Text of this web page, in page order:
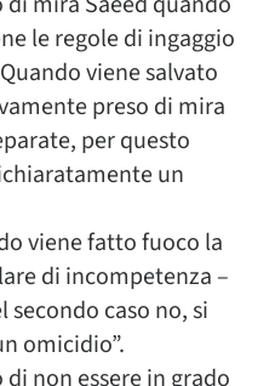
le regole di ingaggio
viene salvato
preso di mira
per questo
un
viene fatto fuoco la
di incompetenza –
secondo caso no, si
omicidio”.
non essere in grado